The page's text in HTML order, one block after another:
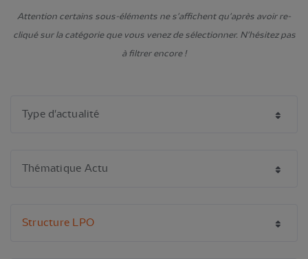
Attention certains sous-éléments ne s'affichent qu'après avoir re-
cliqué sur la catégorie que vous venez de sélectionner. N'hésitez pas
à filtrer encore !